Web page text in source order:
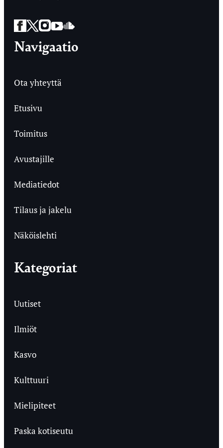
Facebook
Twitter
Instagram
YouTube
SoundCloud
Navigaatio
Ota yhteyttä
Etusivu
Toimitus
Avustajille
Mediatiedot
Tilaus ja jakelu
Näköislehti
Kategoriat
Uutiset
Ilmiöt
Kasvo
Kulttuuri
Mielipiteet
Paska kotiseutu